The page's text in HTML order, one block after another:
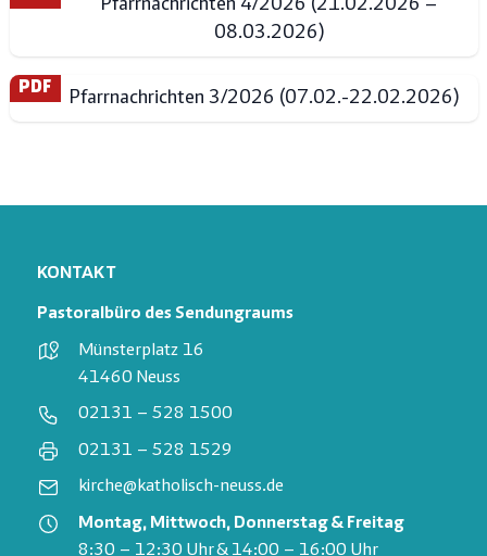
Pfarrnachrichten 4/2026 (21.02.2026 –
08.03.2026)
PDF Pfarrnachrichten 3/2026 (07.02.-22.02.2026)
KONTAKT
Pastoralbüro des Sendungraums
Münsterplatz 16
41460 Neuss
02131 – 528 1500
02131 – 528 1529
kirche@katholisch-neuss.de
Montag, Mittwoch, Donnerstag & Freitag
8:30 – 12:30 Uhr & 14:00 – 16:00 Uhr